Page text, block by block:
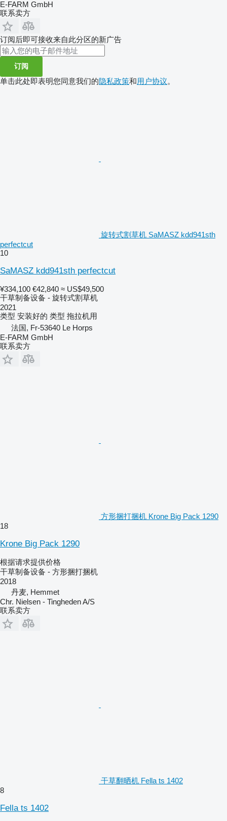
E-FARM GmbH
联系卖方
订阅后即可接收来自此分区的新广告
订阅
单击此处即表明您同意我们的隐私政策和用户协议。
旋转式割草机 SaMASZ kdd941sth
perfectcut
10
SaMASZ kdd941sth perfectcut
¥334,100 €42,840 ≈ US$49,500
干草制备设备 - 旋转式割草机
2021
类型 安装好的 类型 拖拉机用
法国, Fr-53640 Le Horps
E-FARM GmbH
联系卖方
方形捆打捆机 Krone Big Pack 1290
18
Krone Big Pack 1290
根据请求提供价格
干草制备设备 - 方形捆打捆机
2018
丹麦, Hemmet
Chr. Nielsen - Tingheden A/S
联系卖方
干草翻晒机 Fella ts 1402
8
Fella ts 1402